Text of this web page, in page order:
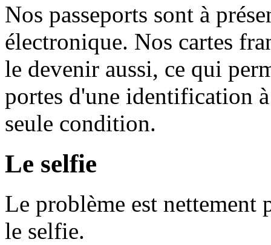
Nos passeports sont à
électronique. Nos cartes
le devenir aussi, ce qui
portes d'une identification
seule condition.
Le selfie
Le problème est
le selfie.